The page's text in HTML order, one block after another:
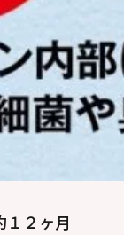
２ヶ月